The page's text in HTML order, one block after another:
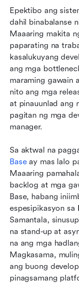
Epektibo ang
dahil binabalanse
Maaaring makita
paparating na
kasalukuyang
ang mga
maraming gawain
nito ang mga
at pinauunlad ang
pagitan ng mga
manager.
Sa aktwal na
Base ay mas lalo
Maaaring
backlog at mga
Base, habang
espesipikasyon sa
Samantala,
na stand-up at
na ang mga
Magkasama,
ang buong
pinagsamang